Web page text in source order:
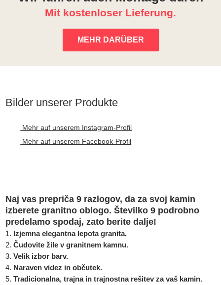
Mit kostenloser Lieferung.
MEHR DARÜBER
Bilder unserer Produkte
Mehr auf unserem Instagram-Profil
Mehr auf unserem Facebook-Profil
Naj vas prepriča 9 razlogov, da za svoj kamin
izberete granitno oblogo. Številko 9 podrobno
predelamo spodaj, zato berite dalje!
Izjemna elegantna lepota granita.
Čudovite žile v granitnem kamnu.
Velik izbor barv.
Naraven videz in občutek.
Tradicionalna, trajna in trajnostna rešitev za vaš kamin.